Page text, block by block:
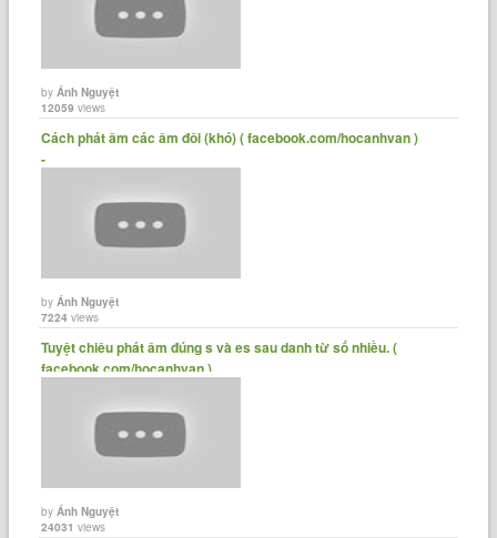
byÁnh Nguyệt
12059 views
Cách phát âm các âm đôi (khó) ( facebook.com/hocanhvan )
-......
byÁnh Nguyệt
7224 views
Tuyệt chiêu phát âm đúng s và es sau danh từ số nhiều. (
facebook.com/hocanhvan )......
byÁnh Nguyệt
24031 views